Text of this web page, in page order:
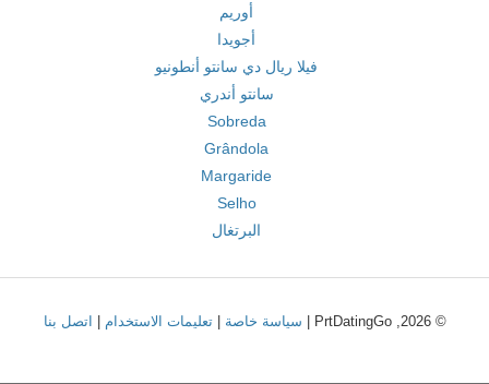
أوريم
أجويدا
فيلا ريال دي سانتو أنطونيو
سانتو أندري
Sobreda
Grândola
Margaride
Selho
البرتغال
© 2026, PrtDatingGo | سياسة خاصة |تعليمات الاستخدام اتصل بنا